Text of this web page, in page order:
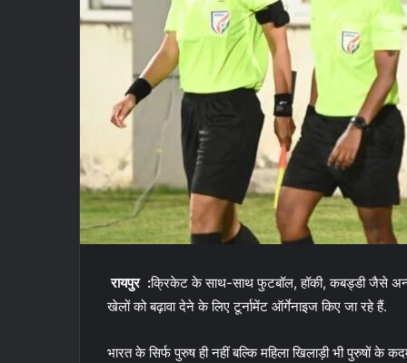
रायपुर :क्रिकेट के साथ-साथ फुटबॉल, हॉकी, कबड्डी जैसे अन्य
खेलों को बढ़ावा देने के लिए टूर्नामेंट ऑर्गेनाइज किए जा रहे हैं.
भारत के सिर्फ पुरुष ही नहीं बल्कि महिला खिलाड़ी भी पुरुषों के